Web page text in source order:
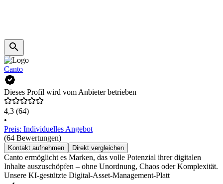
Canto
Dieses Profil wird vom Anbieter betrieben
4,3 (64)
•
Preis: Individuelles Angebot
(64 Bewertungen)
Kontakt aufnehmen Direkt vergleichen
Canto ermöglicht es Marken, das volle Potenzial ihrer digitalen
Inhalte auszuschöpfen – ohne Unordnung, Chaos oder Komplexität.
Unsere KI-gestützte Digital-Asset-Management-Platt